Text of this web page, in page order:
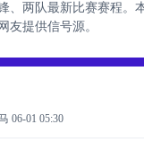
、两队最新比赛赛程。
友提供信号源。
06-01 05:30